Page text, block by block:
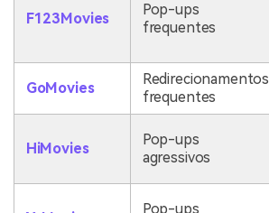
F123Movies
Pop-ups
frequentes
GoMovies
Redirecionamentos
frequentes
HiMovies
Pop-ups
agressivos
Pop-ups